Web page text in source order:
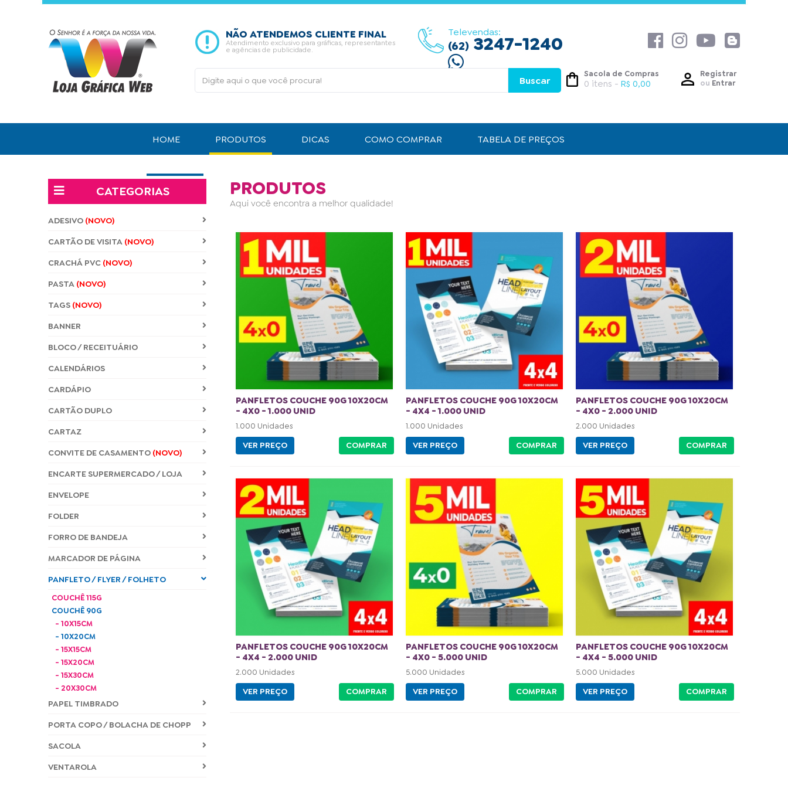
NÃO ATENDEMOS CLIENTE FINAL
Atendimento exclusivo para gráficas, representantes
e agências de publicidade.
Televendas:
(62) 3247-1240
Sacola de Compras
0 itens - R$ 0,00
Registrar
ou Entrar
HOME PRODUTOS DICAS COMO COMPRAR
TABELA DE PREÇOS
CATEGORIAS
ADESIVO (NOVO)
CARTÃO DE VISITA (NOVO)
CRACHÁ PVC (NOVO)
PASTA (NOVO)
TAGS (NOVO)
BANNER
BLOCO / RECEITUÁRIO
CALENDÁRIOS
CARDÁPIO
CARTÃO DUPLO
CARTAZ
CONVITE DE CASAMENTO (NOVO)
ENCARTE SUPERMERCADO / LOJA
ENVELOPE
FOLDER
FORRO DE BANDEJA
MARCADOR DE PÁGINA
PANFLETO / FLYER / FOLHETO
COUCHÊ 115G
COUCHÊ 90G
- 10X15CM
- 10X20CM
- 15X15CM
- 15X20CM
- 15X30CM
- 20X30CM
PAPEL TIMBRADO
PORTA COPO / BOLACHA DE CHOPP
SACOLA
VENTAROLA
PRODUTOS
Aqui você encontra a melhor qualidade!
PANFLETOS COUCHE 90G 10X20CM
- 4X0 - 1.000 UNID
1.000 Unidades
VER PREÇO COMPRAR
PANFLETOS COUCHE 90G 10X20CM
- 4X4 - 1.000 UNID
1.000 Unidades
VER PREÇO COMPRAR
PANFLETOS COUCHE 90G 10X20CM
- 4X0 - 2.000 UNID
2.000 Unidades
VER PREÇO COMPRAR
PANFLETOS COUCHE 90G 10X20CM
- 4X4 - 2.000 UNID
2.000 Unidades
VER PREÇO COMPRAR
PANFLETOS COUCHE 90G 10X20CM
- 4X0 - 5.000 UNID
5.000 Unidades
VER PREÇO COMPRAR
PANFLETOS COUCHE 90G 10X20CM
- 4X4 - 5.000 UNID
5.000 Unidades
VER PREÇO COMPRAR